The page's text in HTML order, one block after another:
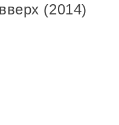
(2014)